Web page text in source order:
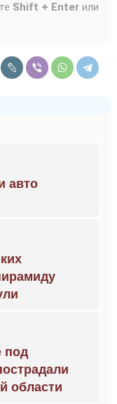
Shift + Enter или
авто
под
области